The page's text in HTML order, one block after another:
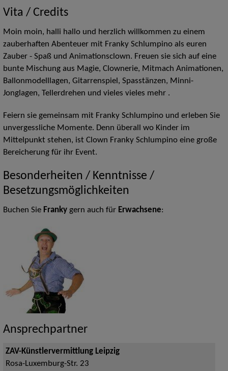
Vita / Credits
Moin moin, halli hallo und herzlich willkommen zu einem
zauberhaften Abenteuer mit Franky Schlumpino als euren
Zauber - Spaß und Animationsclown. Freuen sie sich auf eine
bunte Mischung aus Magie, Clownerie, Mitmach Animationen,
Ballonmodelllagen, Gitarrenspiel, Spasstänzen, Minni-
Jonglagen, Tellerdrehen und vieles vieles mehr .
Feiern sie gemeinsam mit Franky Schlumpino und erleben Sie
unvergessliche Momente. Denn überall wo Kinder im
Mittelpunkt stehen, ist Clown Franky Schlumpino eine große
Bereicherung für ihr Event.
Besonderheiten / Kenntnisse /
Besetzungsmöglichkeiten
Buchen Sie Frankygern auch für Erwachsene:
Ansprechpartner
ZAV-Künstlervermittlung Leipzig
Rosa-Luxemburg-Str. 23